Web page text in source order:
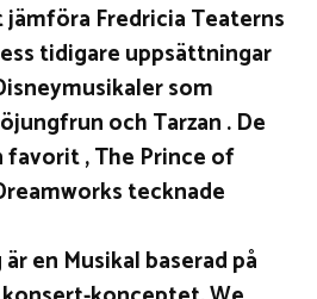
Fredricia Teaterns
tidigare uppsättningar
som
och Tarzan . De
, The Prince of
tecknade
en Musikal baserad på